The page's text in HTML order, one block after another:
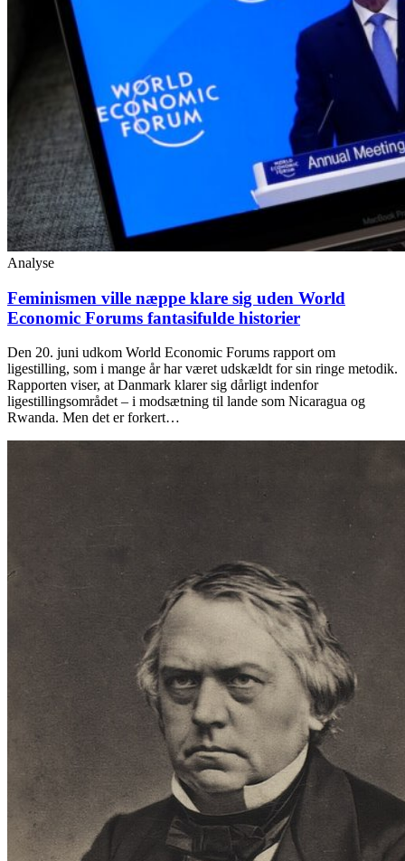
Analyse
Feminismen ville næppe klare sig uden World
Economic Forums fantasifulde historier
Den 20. juni udkom World Economic Forums rapport om
ligestilling, som i mange år har været udskældt for sin ringe metodik.
Rapporten viser, at Danmark klarer sig dårligt indenfor
ligestillingsområdet – i modsætning til lande som Nicaragua og
Rwanda. Men det er forkert…